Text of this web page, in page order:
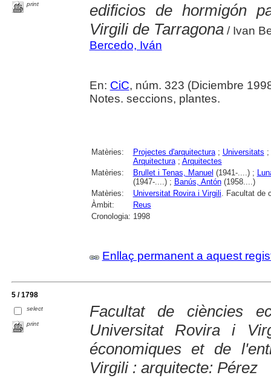
print
edificios de hormigón
Virgili de Tarragona/ Ivan
Bercedo, Iván
En: CiC, núm. 323 (Diciembre
Notes. seccions, plantes.
Matèries: Projectes d'arquitectura; Universitats ;
Arquitectura; Arquitectes
Matèries:
Brullet i Tenas, Manuel (1941-....) ;
(1947-....) ; Banús, Antón(1958....)
Matèries:
Universitat Rovira i Virgili. Facultat de
Àmbit:
Reus
Cronologia: 1998
Enllaç permanent a aquest
5 / 1798
select
print
Facultat de ciències
Universitat Rovira i
économiques et de
Virgili : arquitecte: Pérez